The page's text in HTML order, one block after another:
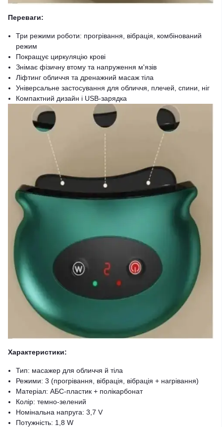
Переваги:
Три режими роботи: прогрівання, вібрація, комбінований
режим
Покращує циркуляцію крові
Знімає фізичну втому та напруження м'язів
Ліфтинг обличчя та дренажний масаж тіла
Універсальне застосування для обличчя, плечей, спини, ніг
Компактний дизайн і USB-зарядка
Характеристики:
Тип: масажер для обличчя й тіла
Режими: 3 (прогрівання, вібрація, вібрація + нагрівання)
Матеріал: АБС-пластик + полікарбонат
Колір: темно-зелений
Номінальна напруга: 3,7 V
Потужність: 1,8 W